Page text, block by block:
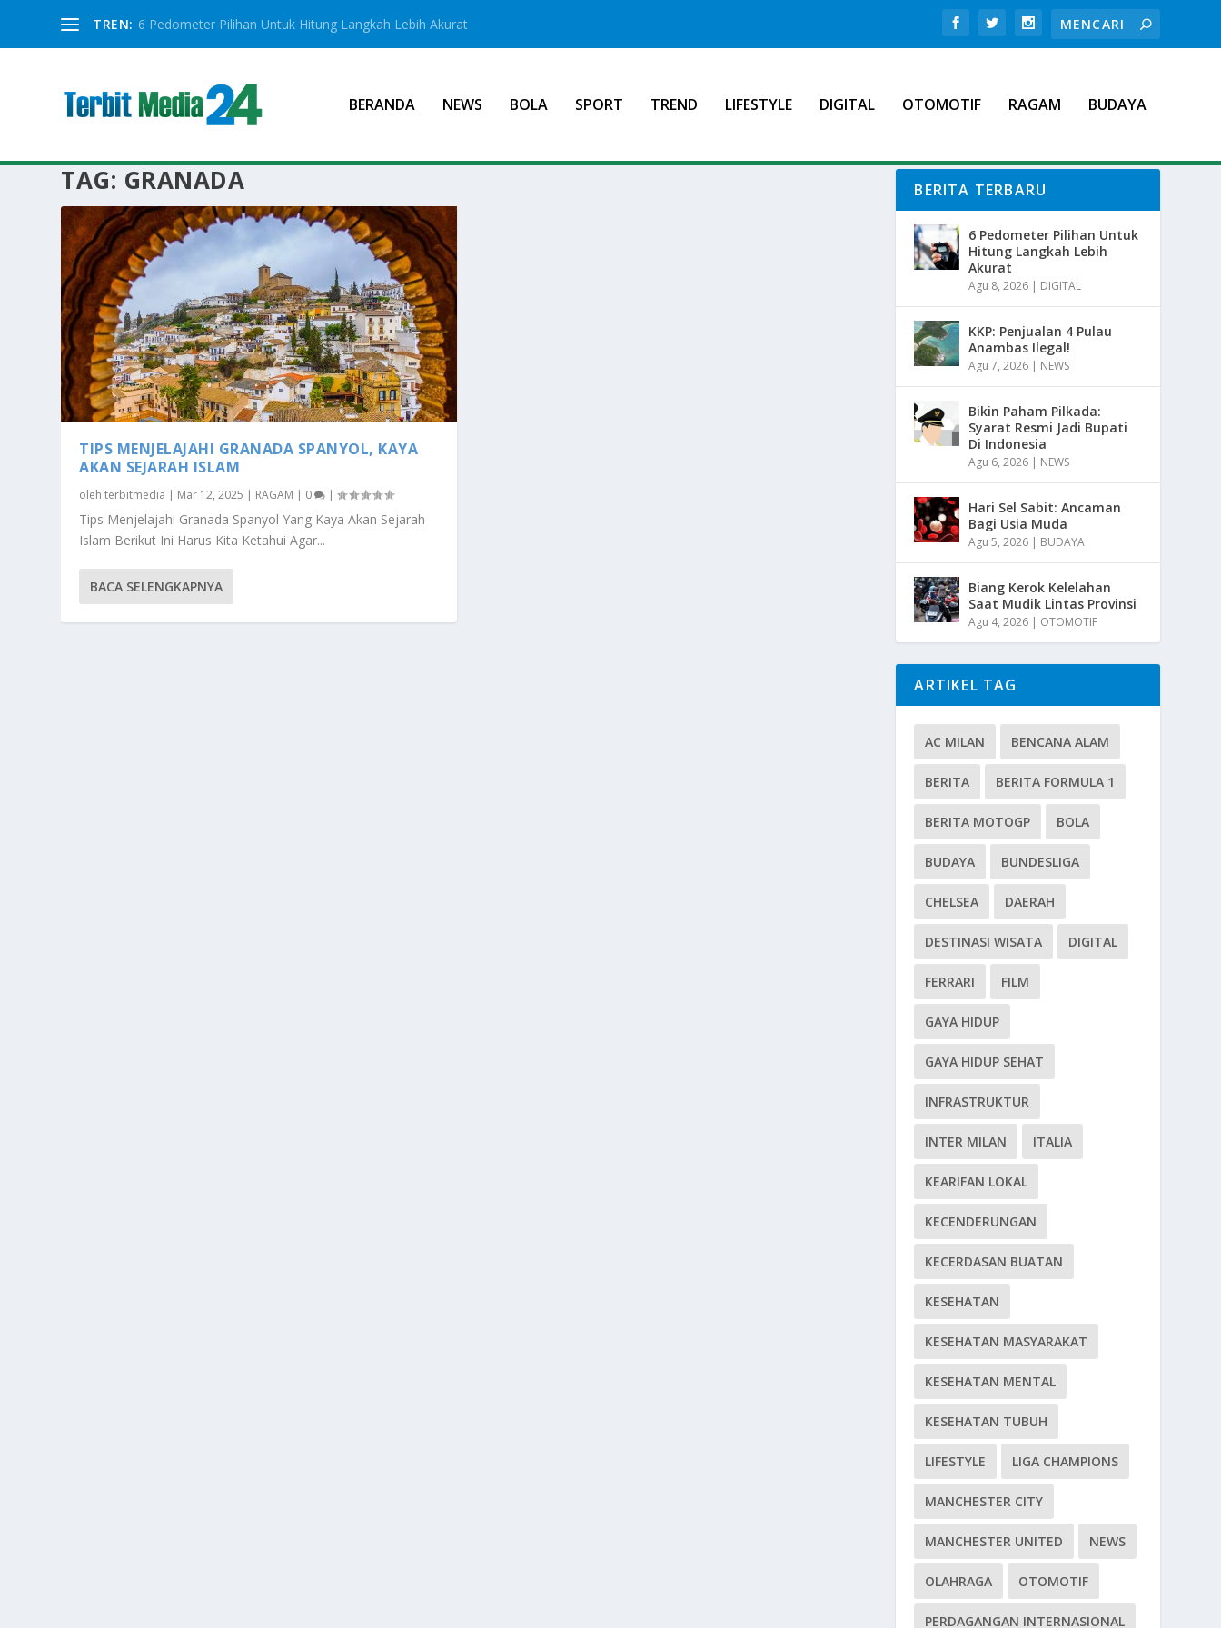
TREN: 6 Pedometer Pilihan Untuk Hitung Langkah Lebih Akurat
BERANDA NEWS BOLA SPORT TREND LIFESTYLE DIGITAL OTOMOTIF RAGAM BUDAYA
TAG: GRANADA
TIPS MENJELAJAHI GRANADA SPANYOL, KAYA
AKAN SEJARAH ISLAM
olehterbitmedia | Mar 12, 2025 | RAGAM | 0 |
Tips Menjelajahi Granada Spanyol Yang Kaya Akan Sejarah
Islam Berikut Ini Harus Kita Ketahui Agar...
BACA SELENGKAPNYA
BERITA TERBARU
6 Pedometer Pilihan Untuk
Hitung Langkah Lebih
Akurat
Agu 8, 2026 | DIGITAL
KKP: Penjualan 4 Pulau
Anambas Ilegal!
Agu 7, 2026 | NEWS
Bikin Paham Pilkada:
Syarat Resmi Jadi Bupati
Di Indonesia
Agu 6, 2026 | NEWS
Hari Sel Sabit: Ancaman
Bagi Usia Muda
Agu 5, 2026 | BUDAYA
Biang Kerok Kelelahan
Saat Mudik Lintas Provinsi
Agu 4, 2026 | OTOMOTIF
ARTIKEL TAG
AC MILAN BENCANA ALAM
BERITA BERITA FORMULA 1
BERITA MOTOGP BOLA
BUDAYA BUNDESLIGA
CHELSEA DAERAH
DESTINASI WISATA DIGITAL
FERRARI FILM
GAYA HIDUP
GAYA HIDUP SEHAT
INFRASTRUKTUR
INTER MILAN ITALIA
KEARIFAN LOKAL
KECENDERUNGAN
KECERDASAN BUATAN
KESEHATAN
KESEHATAN MASYARAKAT
KESEHATAN MENTAL
KESEHATAN TUBUH
LIFESTYLE LIGA CHAMPIONS
MANCHESTER CITY
MANCHESTER UNITED NEWS
OLAHRAGA OTOMOTIF
PERDAGANGAN INTERNASIONAL